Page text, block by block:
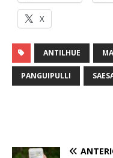
X
ANTILHUE
PANGUIPULLI